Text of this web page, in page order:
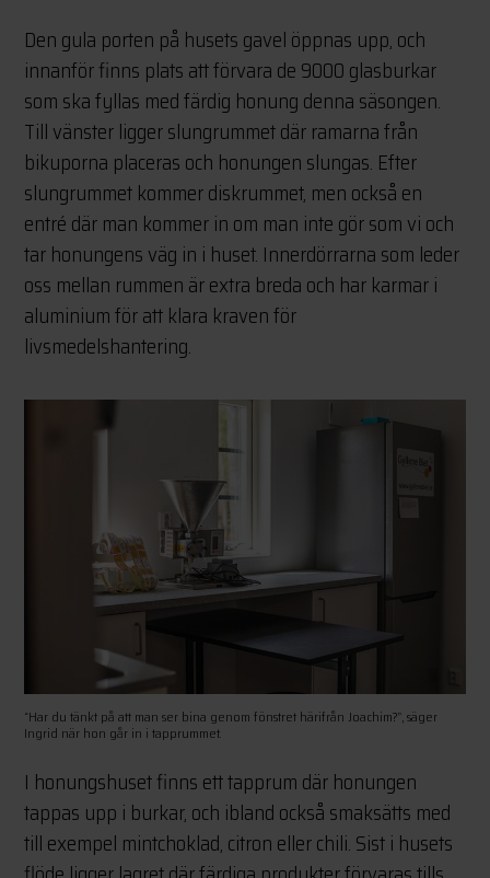
Den gula porten på husets gavel öppnas upp, och
innanför finns plats att förvara de 9000 glasburkar
som ska fyllas med färdig honung denna säsongen.
Till vänster ligger slungrummet där ramarna från
bikuporna placeras och honungen slungas. Efter
slungrummet kommer diskrummet, men också en
entré där man kommer in om man inte gör som vi och
tar honungens väg in i huset. Innerdörrarna som leder
oss mellan rummen är extra breda och har karmar i
aluminium för att klara kraven för
livsmedelshantering.
“Har du tänkt på att man ser bina genom fönstret härifrån Joachim?”, säger
Ingrid när hon går in i tapprummet.
I honungshuset finns ett tapprum där honungen
tappas upp i burkar, och ibland också smaksätts med
till exempel mintchoklad, citron eller chili. Sist i husets